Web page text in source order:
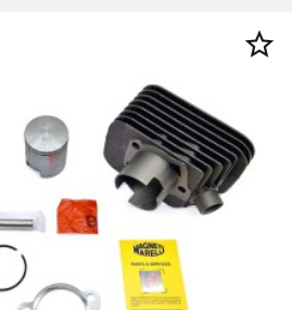
star_border